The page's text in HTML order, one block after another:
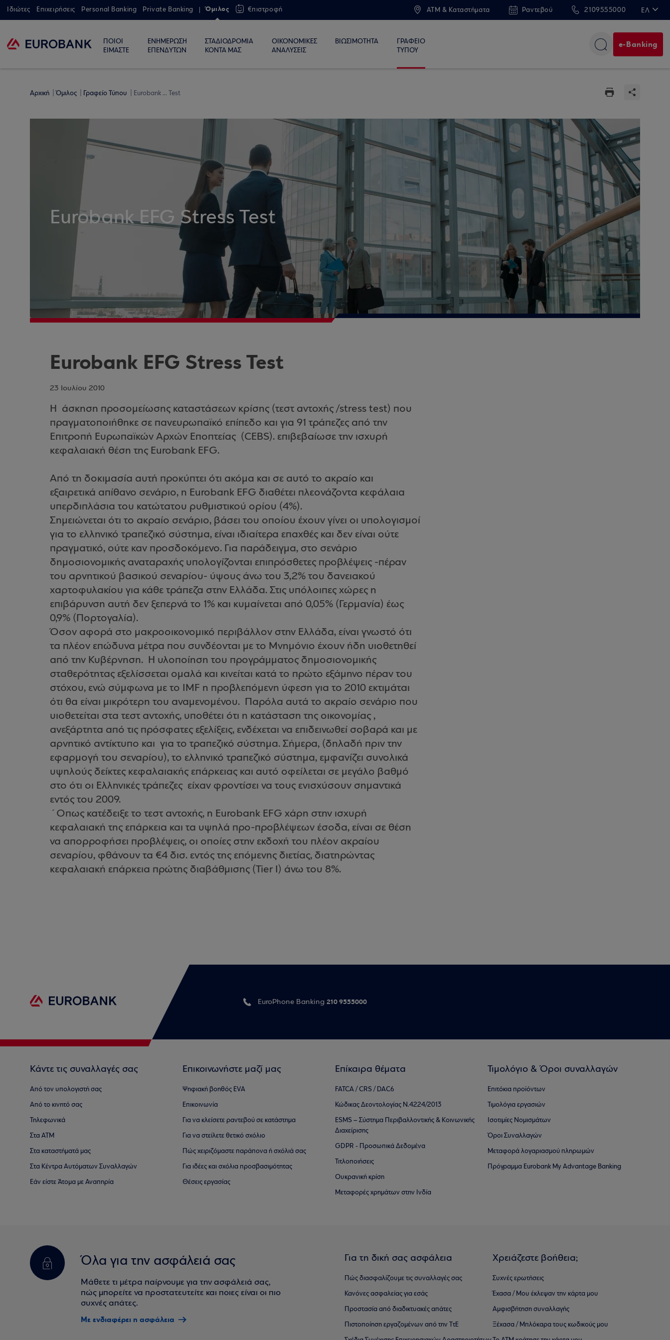
Ιδιώτες Επιχειρήσεις Personal Banking Private Banking Όμιλος €πιστροφή ATM & Καταστήματα Ραντεβού 2109555000 ΕΛ
ΠΟΙΟΙ
ΕΙΜΑΣΤΕ
ΕΝΗΜΕΡΩΣΗ
ΕΠΕΝΔΥΤΩΝ
ΣΤΑΔΙΟΔΡΟΜΙΑ
ΚΟΝΤΑ ΜΑΣ
ΟΙΚΟΝΟΜΙΚΕΣ
ΑΝΑΛΥΣΕΙΣ
ΒΙΩΣΙΜΟΤΗΤΑ
ΓΡΑΦΕΙΟ
ΤΥΠΟΥ
e-Banking
Αρχική Όμιλος Γραφείο Τύπου Eurobank ... Test
Eurobank EFG Stress Test
Eurobank EFG Stress Test
23 Ιουλίου 2010
Η άσκηση προσομείωσης καταστάσεων κρίσης (τεστ αντοχής /stress test) που
πραγματοποιήθηκε σε πανευρωπαϊκό επίπεδο και για 91 τράπεζες από την
Επιτροπή Ευρωπαϊκών Αρχών Εποπτείας (CEBS). επιβεβαίωσε την ισχυρή
κεφαλαιακή θέση της Eurobank EFG.
Από τη δοκιμασία αυτή προκύπτει ότι ακόμα και σε αυτό το ακραίο και
εξαιρετικά απίθανο σενάριο, η Eurobank EFG διαθέτει πλεονάζοντα κεφάλαια
υπερδιπλάσια του κατώτατου ρυθμιστικού ορίου (4%).
Σημειώνεται ότι το ακραίο σενάριο, βάσει του οποίου έχουν γίνει οι υπολογισμοί
για το ελληνικό τραπεζικό σύστημα, είναι ιδιαίτερα επαχθές και δεν είναι ούτε
πραγματικό, ούτε καν προσδoκόμενο. Για παράδειγμα, στο σενάριο
δημοσιονομικής αναταραχής υπολογίζονται επιπρόσθετες προβλέψεις -πέραν
του αρνητικού βασικού σεναρίου- ύψους άνω του 3,2% του δανειακού
χαρτοφυλακίου για κάθε τράπεζα στην Ελλάδα. Στις υπόλοιπες χώρες η
επιβάρυνση αυτή δεν ξεπερνά το 1% και κυμαίνεται από 0,05% (Γερμανία) έως
0,9% (Πορτογαλία).
Όσον αφορά στο μακροοικονομικό περιβάλλον στην Ελλάδα, είναι γνωστό ότι
τα πλέον επώδυνα μέτρα που συνδέονται με το Μνημόνιο έχουν ήδη υιοθετηθεί
από την Κυβέρνηση. Η υλοποίηση του προγράμματος δημοσιονομικής
σταθερότητας εξελίσσεται ομαλά και κινείται κατά το πρώτο εξάμηνο πέραν του
στόχου, ενώ σύμφωνα με το IMF η προβλεπόμενη ύφεση για το 2010 εκτιμάται
ότι θα είναι μικρότερη του αναμενομένου. Παρόλα αυτά το ακραίο σενάριο που
υιοθετείται στα τεστ αντοχής, υποθέτει ότι η κατάσταση της οικονομίας ,
ανεξάρτητα από τις πρόσφατες εξελίξεις, ενδέχεται να επιδεινωθεί σοβαρά και με
αρνητικό αντίκτυπο και για το τραπεζικό σύστημα. Σήμερα, (δηλαδή πριν την
εφαρμογή του σεναρίου), το ελληνικό τραπεζικό σύστημα, εμφανίζει συνολικά
υψηλούς δείκτες κεφαλαιακής επάρκειας και αυτό οφείλεται σε μεγάλο βαθμό
στο ότι οι Ελληνικές τράπεζες είχαν φροντίσει να τους ενισχύσουν σημαντικά
εντός του 2009.
΄Οπως κατέδειξε το τεστ αντοχής, η Eurobank EFG χάρη στην ισχυρή
κεφαλαιακή της επάρκεια και τα υψηλά προ-προβλέψεων έσοδα, είναι σε θέση
να απορροφήσει προβλέψεις, οι οποίες στην εκδοχή του πλέον ακραίου
σεναρίου, φθάνουν τα €4 δισ. εντός της επόμενης διετίας, διατηρώντας
κεφαλαιακή επάρκεια πρώτης διαβάθμισης (Tier I) άνω του 8%.
EuroPhone Banking 210 9555000
Κάντε τις συναλλαγές σας
Από τον υπολογιστή σας
Από το κινητό σας
Τηλεφωνικά
Στα ΑΤΜ
Στα καταστήματά μας
Στα Κέντρα Αυτόματων Συναλλαγών
Εάν είστε Άτομα με Αναπηρία
Επικοινωνήστε μαζί μας
Ψηφιακή βοηθός EVA
Επικοινωνία
Για να κλείσετε ραντεβού σε κατάστημα
Για να στείλετε θετικό σχόλιο
Πώς χειριζόμαστε παράπονα ή σχόλιά σας
Για ιδέες και σχόλια προσβασιμότητας
Θέσεις εργασίας
Επίκαιρα θέματα
FATCA / CRS / DAC6
Κώδικας Δεοντολογίας Ν.4224/2013
ESMS – Σύστημα Περιβαλλοντικής & Κοινωνικής
Διαχείρισης
GDPR - Προσωπικά Δεδομένα
Τιτλοποιήσεις
Ουκρανική κρίση
Μεταφορές χρημάτων στην Ινδία
Τιμολόγιο & Όροι συναλλαγών
Επιτόκια προϊόντων
Τιμολόγια εργασιών
Ισοτιμίες Νομισμάτων
Όροι Συναλλαγών
Μεταφορά λογαριασμού πληρωμών
Πρόγραμμα Eurobank My Advantage Banking
Όλα για την ασφάλειά σας
Μάθετε τι μέτρα παίρνουμε για την ασφάλειά σας,
πώς μπορείτε να προστατευτείτε και ποιες είναι οι πιο
συχνές απάτες.
Με ενδιαφέρει η ασφάλεια
Για τη δική σας ασφάλεια
Πώς διασφαλίζουμε τις συναλλαγές σας
Κανόνες ασφαλείας για εσάς
Προστασία από διαδικτυακές απάτες
Πιστοποίηση εργαζομένων από την ΤτΕ
Χρειάζεστε βοήθεια;
Συχνές ερωτήσεις
Έχασα / Μου έκλεψαν την κάρτα μου
Αμφισβήτηση συναλλαγής
Ξέχασα / Μπλόκαρα τους κωδικούς μου